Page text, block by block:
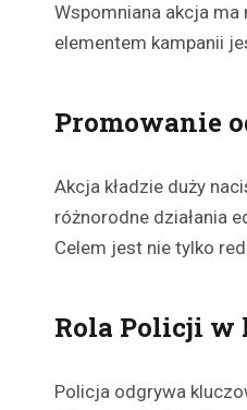
Wspomniana akcja ma
elementem kampanii
Promowanie
Akcja kładzie duży
różnorodne działania
Celem jest nie tylko
Rola Policji w
Policja odgrywa